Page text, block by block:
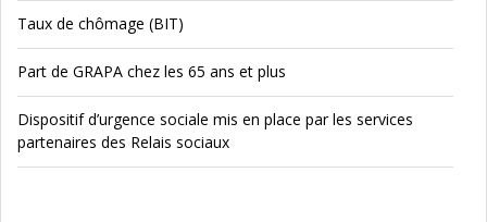
Taux de chômage (BIT)
Part de GRAPA chez les 65 ans et plus
Dispositif d’urgence sociale mis en place par les services
partenaires des Relais sociaux